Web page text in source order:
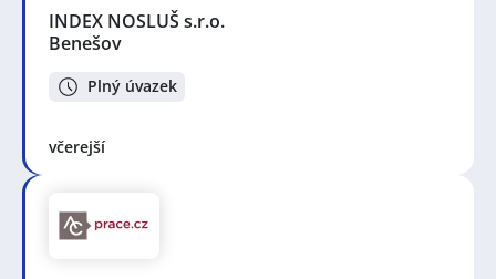
INDEX NOSLUŠ s.r.o.
Benešov
Plný úvazek
včerejší